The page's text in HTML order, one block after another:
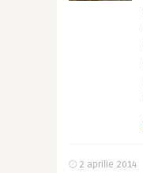
2 aprilie 2014